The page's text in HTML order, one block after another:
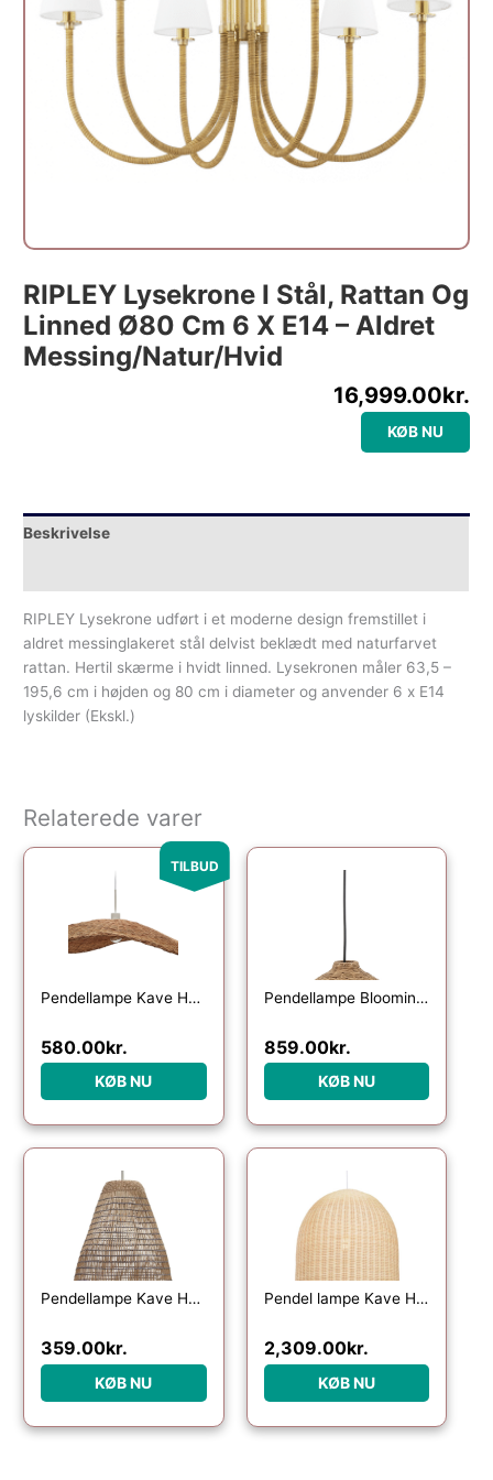
RIPLEY Lysekrone I Stål, Rattan Og
Linned Ø80 Cm 6 X E14 – Aldret
Messing/Natur/Hvid
16,999.00kr.
KØB NU
Beskrivelse
RIPLEY Lysekrone udført i et moderne design fremstillet i
aldret messinglakeret stål delvist beklædt med naturfarvet
rattan. Hertil skærme i hvidt linned. Lysekronen måler 63,5 –
195,6 cm i højden og 80 cm i diameter og anvender 6 x E14
lyskilder (Ekskl.)
Relaterede varer
TILBUD
Pendellampe Kave Home Bisbal rattan og stål Ø80Ã15 cm natur
Den oprindelige pris var: 699.00kr..
580.00kr.
Den aktuelle pris er: 580.00kr..
KØB NU
Pendellampe Bloomingville Jamilla natur rattan med metalophæng Ø27 x H26 cm
859.00kr.
KØB NU
Pendellampe Kave Home Casavells Ø35 cm naturflet håndvævet indendørslampe
359.00kr.
KØB NU
Pendel lampe Kave Home Druciana håndvævet naturfibre rattan kolonialt design
2,309.00kr.
KØB NU